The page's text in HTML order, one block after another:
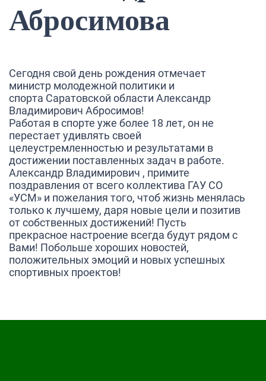
Абросимова
Сегодня свой день рождения отмечает
министр молодежной политики и
спорта Саратовской области Александр
Владимирович Абросимов!
Работая в спорте уже более 18 лет, он не
перестает удивлять своей
целеустремленностью и результатами в
достижении поставленных задач в работе.
Александр Владимирович , примите
поздравления от всего коллектива ГАУ СО
«УСМ» и пожелания того, чтоб жизнь менялась
только к лучшему, даря новые цели и позитив
от собственных достижений! Пусть
прекрасное настроение всегда будут рядом с
Вами! Побольше хороших новостей,
положительных эмоций и новых успешных
спортивных проектов!